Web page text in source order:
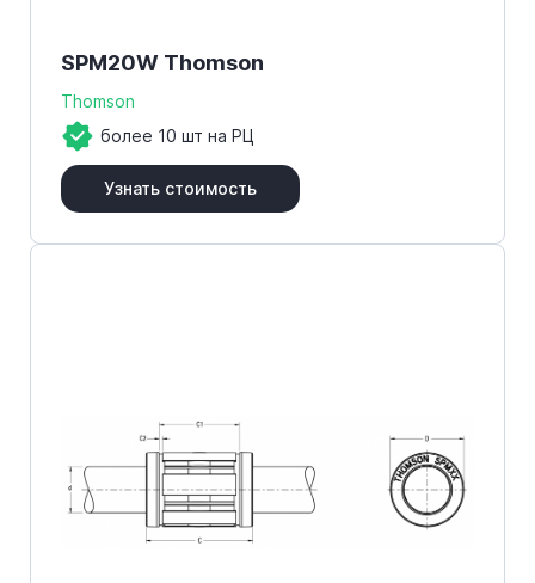
SPM20W Thomson
Thomson
более 10 шт на РЦ
Узнать стоимость